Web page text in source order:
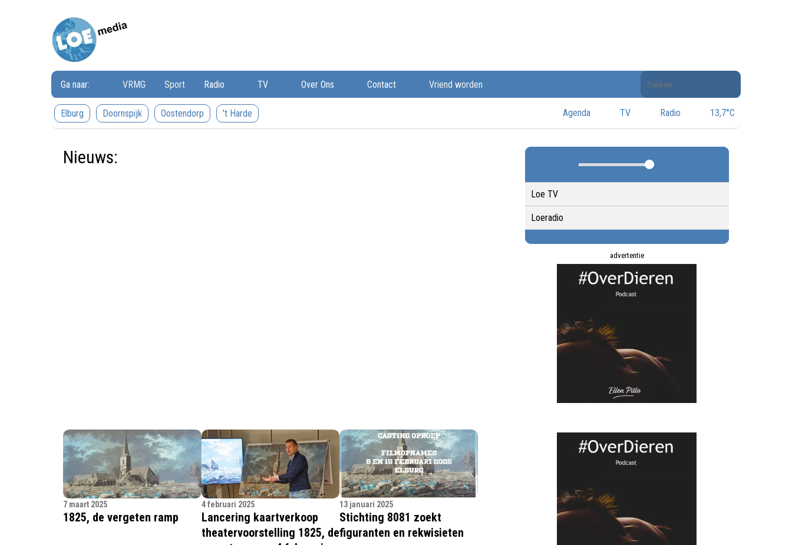
Ga naar: VRMG Sport Radio TV Over Ons Contact Vriend worden
Doorzoek
de
website
Elburg
Doornspijk Oostendorp 't Harde Agenda TV Radio 13,7°C
Nieuws:
7 maart 2025
1825, de vergeten ramp
4 februari 2025
Lancering kaartverkoop
theatervoorstelling 1825, de
13 januari 2025
Stichting 8081 zoekt
figuranten en rekwisieten
Loe TV
Loeradio
advertentie